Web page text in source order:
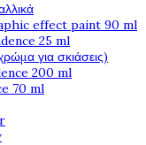
effect paint 90 ml
25 ml
για σκιάσεις)
200 ml
70 ml